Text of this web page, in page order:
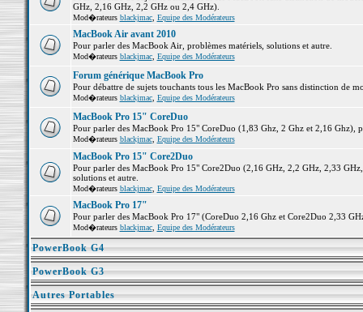
GHz, 2,16 GHz, 2,2 GHz ou 2,4 GHz).
Mod�rateurs blackjmac, Equipe des Modérateurs
MacBook Air avant 2010
Pour parler des MacBook Air, problèmes matériels, solutions et autre.
Mod�rateurs blackjmac, Equipe des Modérateurs
Forum générique MacBook Pro
Pour débattre de sujets touchants tous les MacBook Pro sans distinction de
Mod�rateurs blackjmac, Equipe des Modérateurs
MacBook Pro 15" CoreDuo
Pour parler des MacBook Pro 15" CoreDuo (1,83 Ghz, 2 Ghz et 2,16 Ghz),
Mod�rateurs blackjmac, Equipe des Modérateurs
MacBook Pro 15" Core2Duo
Pour parler des MacBook Pro 15" Core2Duo (2,16 GHz, 2,2 GHz, 2,33
solutions et autre.
Mod�rateurs blackjmac, Equipe des Modérateurs
MacBook Pro 17"
Pour parler des MacBook Pro 17" (CoreDuo 2,16 Ghz et Core2Duo 2,33
Mod�rateurs blackjmac, Equipe des Modérateurs
PowerBook G4
PowerBook G3
Autres Portables